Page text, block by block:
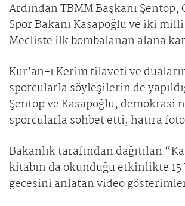
Ardından TBMM Başkanı Şentop,
Spor Bakanı Kasapoğlu ve iki
Mecliste ilk bombalanan alana
Kur’an-ı Kerim tilaveti ve
sporcularla söyleşilerin de
Şentop ve Kasapoğlu, demokrasi
sporcularla sohbet etti, hatıra
Bakanlık tarafından dağıtılan
kitabın da okunduğu etkinlikte 15
gecesini anlatan video